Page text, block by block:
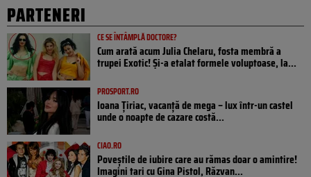
PARTENERI
CE SE ÎNTÂMPLĂ DOCTORE?
Cum arată acum Julia Chelaru, fosta membră a
trupei Exotic! Și-a etalat formele voluptoase, la...
PROSPORT.RO
Ioana Țiriac, vacanță de mega – lux într-un castel
unde o noapte de cazare costă...
CIAO.RO
Poveştile de iubire care au rămas doar o amintire!
Imagini tari cu Gina Pistol, Răzvan...